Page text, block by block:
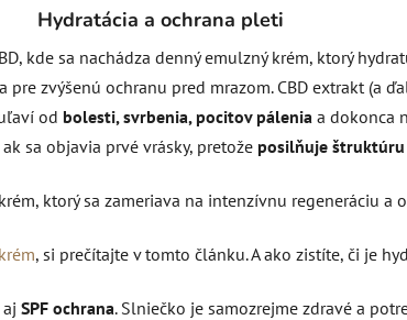
Hydratácia a ochrana pleti
kde sa nachádza denný emulzný krém, ktorý
zvýšenú ochranu pred mrazom. CBD extrakt (a
od bolesti, svrbenia, pocitov pálenia a dokonca
sa objavia prvé vrásky, pretože posilňuje
ktorý sa zameriava na intenzívnu regeneráciu a
, si prečítajte v tomto článku. A ako zistíte, či je
SPF ochrana. Slniečko je samozrejme zdravé a